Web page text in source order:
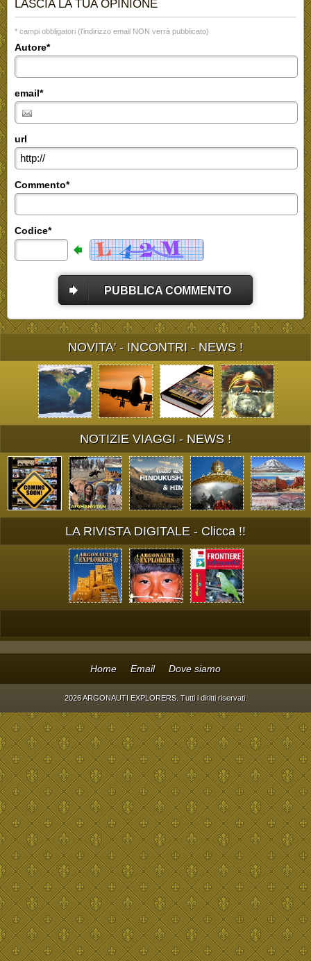
LASCIA LA TUA OPINIONE
* campi obbligatori (l'indirizzo email NON verrà pubblicato)
Autore*
email*
url
Commento*
Codice*
PUBBLICA COMMENTO
NOVITA' - INCONTRI - NEWS !
NOTIZIE VIAGGI - NEWS !
LA RIVISTA DIGITALE - Clicca !!
Home Email Dove siamo
2026 ARGONAUTI EXPLORERS. Tutti i diritti riservati.